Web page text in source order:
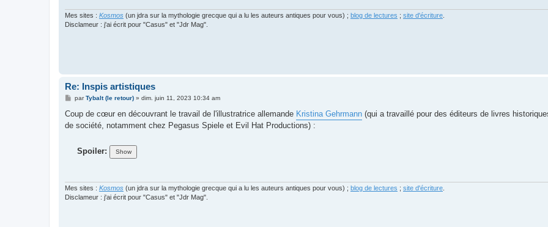
Mes sites : Kosmos (un jdra sur la mythologie grecque qui a lu les auteurs antiques pour vous) ; blog de lectures ; site d'écriture
Disclameur : j'ai écrit pour "Casus" et "Jdr Mag".
Re: Inspis artistiques
M
s
a
parTybalt (le retour)» dim. juin 11, 2023 10:34 am
Coup de cœur en découvrant le travail de l'illustratrice allemande Kristina Gehrmann (qui a travaillé pour des éditeurs de livres
de société, notamment chez Pegasus Spiele et Evil Hat Productions) :
Spoiler:
Mes sites : Kosmos (un jdra sur la mythologie grecque qui a lu les auteurs antiques pour vous) ; blog de lectures ; site d'écriture
Disclameur : j'ai écrit pour "Casus" et "Jdr Mag".